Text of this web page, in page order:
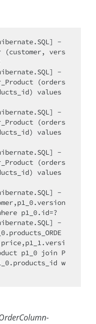
-
(customer, vers
-
(orders
values
-
(orders
values
-
(orders
values
-
p1_0.id=?
-
p1_0 join P
w
-